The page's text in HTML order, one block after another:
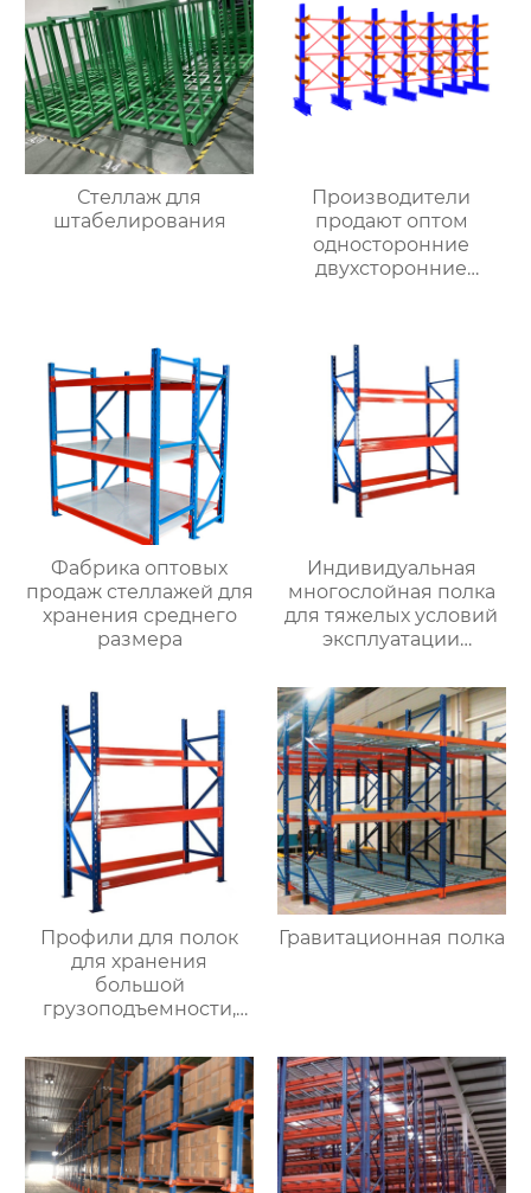
Стеллаж для
штабелирования
Производители
продают оптом
односторонние
двухсторонние
эксплуатации,
консольные полки из
стальных труб,
двухсторонние
многослойные полки
Фабрика оптовых
продаж стеллажей для
хранения среднего
размера
Индивидуальная
многослойная полка
для тяжелых условий
эксплуатации
пространство
складская балочная
полка для хранения
поддонов оптовая
продажа с фабрики в
Хэбэе
Профили для полок
для хранения
большой
грузоподъемности,
оптовых утолщенных
складских полок,
большие балочные
полки для большой
грузоподъемности
через
Гравитационная полка